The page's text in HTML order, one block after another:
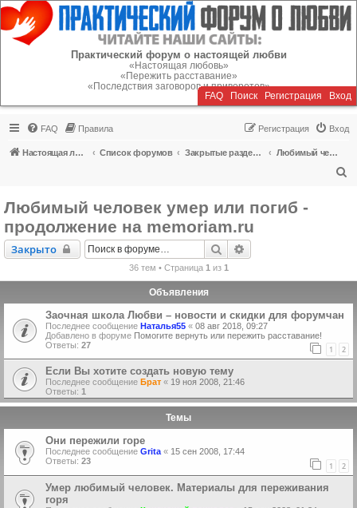
Регистрация
Практический форум о настоящей любви
«Настоящая любовь»
«Пережить расставание»
«Последствия заговоров и приворотов»
FAQ Поиск Регистрация Вход
FAQ Правила Вход
Регистрация
Настоящая любовь Список форумов Закрытые разделы (читать можно, писать - нельзя)
Любимый человек умер или погиб - продолжение на memoriam.ru
Любимый человек умер или погиб -
продолжение на memoriam.ru
Закрыто
Закрыто Поиск
36 тем • Страница 1 из 1
Объявления
Заочная школа Любви – новости и скидки для форумчан
Последнее сообщение Наталья55 « 08 авг 2018, 09:27
Добавлено в форуме Помогите вернуть или пережить расставание!
Ответы: 27 1 2
Если Вы хотите создать новую тему
Последнее сообщение Брат « 19 ноя 2008, 21:46
Ответы: 1
Темы
Они пережили горе
Последнее сообщение Grita « 15 сен 2008, 17:44
Ответы: 23 1 2
Умер любимый человек. Материалы для переживания
горя